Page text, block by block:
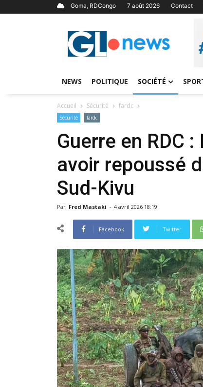
Goma, RDCongo 7 août 2026 Contact
NEWS POLITIQUE SOCIÉTÉ
Accueil Sécurité fardc
Sécurité fardc
Guerre en RDC
avoir repoussé
Sud-Kivu
Par Fred Mastaki - 4 avril 2026 18:19
Facebook Twitter